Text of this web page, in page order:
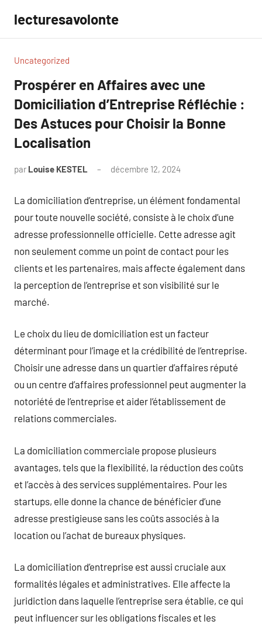
contenu
lecturesavolonte
Uncategorized
Prospérer en Affaires avec une
Domiciliation d’Entreprise Réfléchie :
Des Astuces pour Choisir la Bonne
Localisation
par Louise KESTEL décembre 12, 2024
La domiciliation d’entreprise, un élément fondamental
pour toute nouvelle société, consiste à le choix d’une
adresse professionnelle officielle. Cette adresse agit
non seulement comme un point de contact pour les
clients et les partenaires, mais affecte également dans
la perception de l’entreprise et son visibilité sur le
marché.
Le choix du lieu de domiciliation est un facteur
déterminant pour l’image et la crédibilité de l’entreprise.
Choisir une adresse dans un quartier d’affaires réputé
ou un centre d’affaires professionnel peut augmenter la
notoriété de l’entreprise et aider l’établissement de
relations commerciales.
La domiciliation commerciale propose plusieurs
avantages, tels que la flexibilité, la réduction des coûts
et l’accès à des services supplémentaires. Pour les
startups, elle donne la chance de bénéficier d’une
adresse prestigieuse sans les coûts associés à la
location ou l’achat de bureaux physiques.
La domiciliation d’entreprise est aussi cruciale aux
formalités légales et administratives. Elle affecte la
juridiction dans laquelle l’entreprise sera établie, ce qui
peut influencer sur les obligations fiscales et les